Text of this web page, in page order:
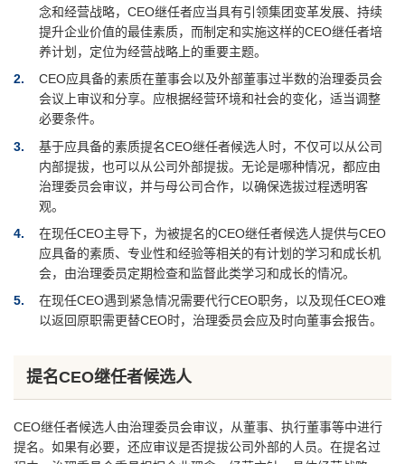
念和经营战略，CEO继任者应当具有引领集团变革发展、持续
提升企业价值的最佳素质，而制定和实施这样的CEO继任者培
养计划，定位为经营战略上的重要主题。
2
CEO应具备的素质在董事会以及外部董事过半数的治理委员会
会议上审议和分享。应根据经营环境和社会的变化，适当调整
必要条件。
3
基于应具备的素质提名CEO继任者候选人时，不仅可以从公司
内部提拔，也可以从公司外部提拔。无论是哪种情况，都应由
治理委员会审议，并与母公司合作，以确保选拔过程透明客
观。
4
在现任CEO主导下，为被提名的CEO继任者候选人提供与CEO
应具备的素质、专业性和经验等相关的有计划的学习和成长机
会，由治理委员定期检查和监督此类学习和成长的情况。
5
在现任CEO遇到紧急情况需要代行CEO职务，以及现任CEO难
以返回原职需更替CEO时，治理委员会应及时向董事会报告。
提名CEO继任者候选人
CEO继任者候选人由治理委员会审议，从董事、执行董事等中进行
提名。如果有必要，还应审议是否提拔公司外部的人员。在提名过